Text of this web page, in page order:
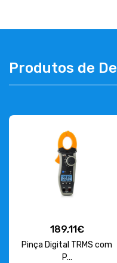
Produtos de
189,11€
Pinça Digital TRMS com
P...